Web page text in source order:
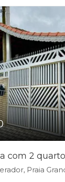
com 2
Praia